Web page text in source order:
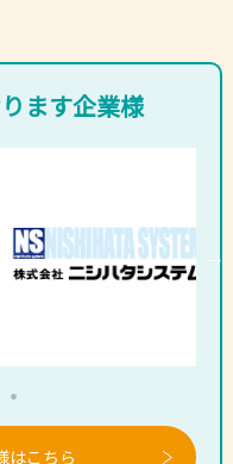
ます企業様
はこちら